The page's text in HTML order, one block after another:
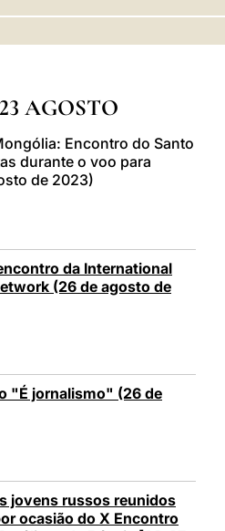
AGOSTO
Encontro do Santo
durante o voo para
de 2023)
da International
(26 de agosto de
"É jornalismo" (26 de
jovens russos reunidos
ocasião do X Encontro